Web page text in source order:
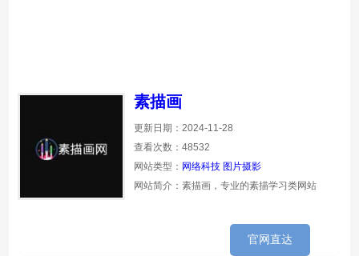
素描画
更新日期：2024-11-28
查看次数：48532
网站类型： 网络科技 图片摄影
网站简介：素描画，专业的素描学习类网站
官网直达